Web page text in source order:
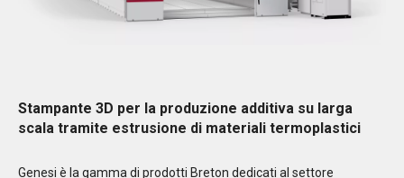
Stampante 3D per la produzione additiva su larga
scala tramite estrusione di materiali termoplastici
Genesi è la gamma di prodotti Breton dedicati al settore